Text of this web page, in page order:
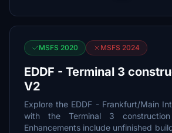
MSFS 2020 MSFS 2024
EDDF - Terminal 3
V2
Explore the EDDF - Frankfurt/Main
with the Terminal 3
Enhancements include unfinished